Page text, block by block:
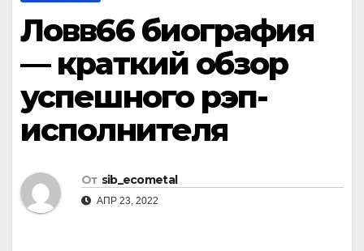
Ловв66 биография
— краткий обзор
успешного рэп-
исполнителя
От sib_ecometal
АПР 23, 2022